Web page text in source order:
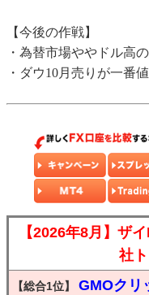
【今後の作戦】
・為替市場ややドル高
・ダウ10月売りが一番
【2026年8月】ザ
社
【総合1位】 GMOクリ